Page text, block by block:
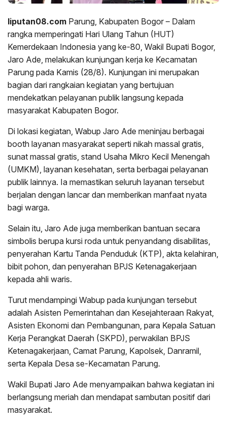
liputan08.com Parung, Kabupaten Bogor – Dalam
rangka memperingati Hari Ulang Tahun (HUT)
Kemerdekaan Indonesia yang ke-80, Wakil Bupati Bogor,
Jaro Ade, melakukan kunjungan kerja ke Kecamatan
Parung pada Kamis (28/8). Kunjungan ini merupakan
bagian dari rangkaian kegiatan yang bertujuan
mendekatkan pelayanan publik langsung kepada
masyarakat Kabupaten Bogor.
Di lokasi kegiatan, Wabup Jaro Ade meninjau berbagai
booth layanan masyarakat seperti nikah massal gratis,
sunat massal gratis, stand Usaha Mikro Kecil Menengah
(UMKM), layanan kesehatan, serta berbagai pelayanan
publik lainnya. Ia memastikan seluruh layanan tersebut
berjalan dengan lancar dan memberikan manfaat nyata
bagi warga.
Selain itu, Jaro Ade juga memberikan bantuan secara
simbolis berupa kursi roda untuk penyandang disabilitas,
penyerahan Kartu Tanda Penduduk (KTP), akta kelahiran,
bibit pohon, dan penyerahan BPJS Ketenagakerjaan
kepada ahli waris.
Turut mendampingi Wabup pada kunjungan tersebut
adalah Asisten Pemerintahan dan Kesejahteraan Rakyat,
Asisten Ekonomi dan Pembangunan, para Kepala Satuan
Kerja Perangkat Daerah (SKPD), perwakilan BPJS
Ketenagakerjaan, Camat Parung, Kapolsek, Danramil,
serta Kepala Desa se-Kecamatan Parung.
Wakil Bupati Jaro Ade menyampaikan bahwa kegiatan ini
berlangsung meriah dan mendapat sambutan positif dari
masyarakat.